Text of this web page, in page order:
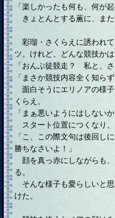
「楽しかったも何も、何が
きょとんとする薫に、また
彩瑠・さくらえに誘われて
ツ。けれど、どんな競技か
「おんぶ徒競走？ 私と、さ
「まさか競技内容全く知ら
面白そうにエリノアの様子
くらえ。
「まぁ悪いようにはしないか
スタート位置につくなり、
「こ、この際文句は後回し
勝ちなさいよ！」
顔を真っ赤にしながらも、
る。
そんな様子も愛らしいと思
けた。